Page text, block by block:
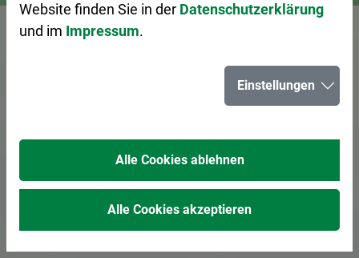
Vorlesen
Website finden Sie in der Datenschutzerklärung
und im Impressum.
Einstellungen
Alle Cookies ablehnen
Alle Cookies akzeptieren